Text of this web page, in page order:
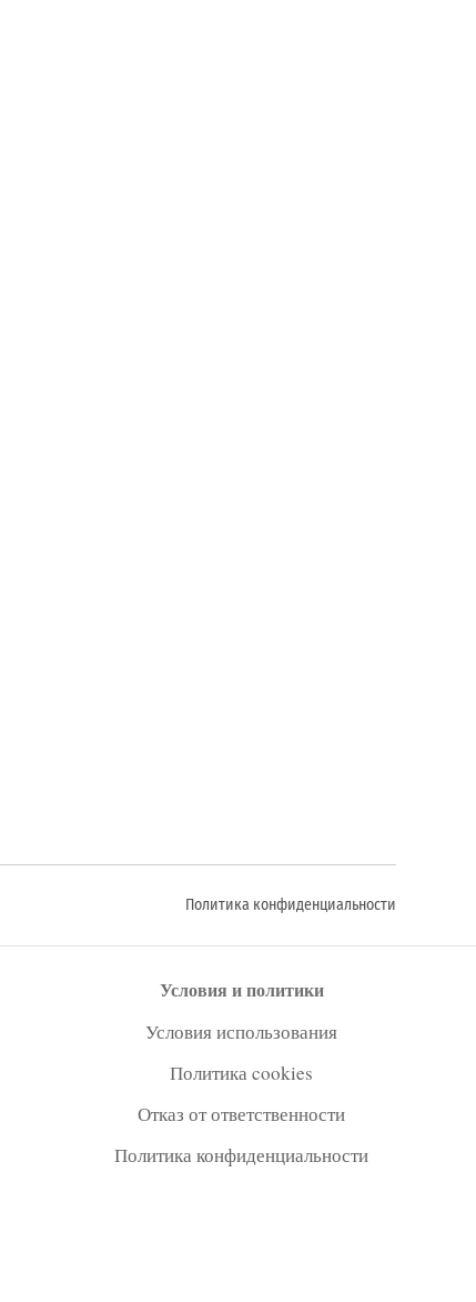
Политика конфиденциальности
Условия и политики
Условия использования
Политика cookies
Отказ от ответственности
Политика конфиденциальности